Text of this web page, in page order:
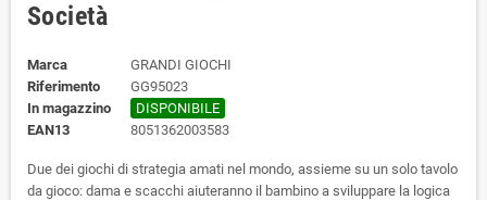
Società
Marca
GRANDI GIOCHI
Riferimento
GG95023
In magazzino
DISPONIBILE
EAN13
8051362003583
Due dei giochi di strategia amati nel mondo, assieme su un solo tavolo
da gioco: dama e scacchi aiuteranno il bambino a sviluppare la logica